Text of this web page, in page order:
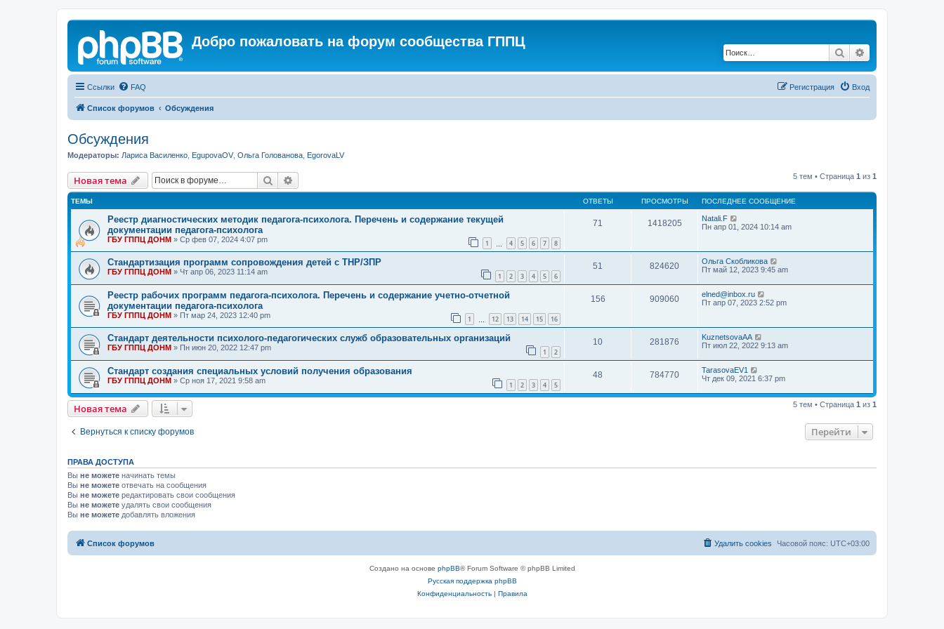
Добро пожаловать на форум сообщества ГППЦ
Поиск
Ссылки FAQ Вход
Регистрация
Список форумов Обсуждения
Обсуждения
Модераторы: Лариса Василенко EgupovaOV, Ольга Голованова EgorovaLV
Новая тема Поиск 5 тем • Страница 1 из 1
ТЕМЫ ОТВЕТЫ ПРОСМОТРЫ ПОСЛЕДНЕЕ СООБЩЕНИЕ
Реестр диагностических методик педагога-психолога. Перечень и содержание текущей
документации педагога-психолога
ГБУ ГППЦ ДОНМ » Ср фев 07, 2024 4:07 pm 1 4 5 6 7 8
71 1418205
Natali.F
Пн апр 01, 2024 10:14 am
Стандартизация программ сопровождения детей с ТНР/ЗПР
ГБУ ГППЦ ДОНМ » Чт апр 06, 2023 11:14 am 1 2 3 4 5 6
51 824620
Ольга Скобликова
Пт май 12, 2023 9:45 am
Реестр рабочих программ педагога-психолога. Перечень и содержание учетно-отчетной
документации педагога-психолога
ГБУ ГППЦ ДОНМ » Пт мар 24, 2023 12:40 pm 1 12 13 14 15 16
156 909060
elned@inbox.ru
Пт апр 07, 2023 2:52 pm
Стандарт деятельности психолого-педагогических служб образовательных организаций
ГБУ ГППЦ ДОНМ » Пн июн 20, 2022 12:47 pm 1 2
10 281876
KuznetsovaAA
Пт июл 22, 2022 9:13 am
Стандарт создания специальных условий получения образования
ГБУ ГППЦ ДОНМ » Ср ноя 17, 2021 9:58 am 1 2 3 4 5
48 784770
TarasovaEV1
Чт дек 09, 2021 6:37 pm
Новая тема 5 тем • Страница 1 из 1
Вернуться к списку форумов Перейти
ПРАВА ДОСТУПА
Вы не можете начинать темы
Вы не можете отвечать на сообщения
Вы не можете редактировать свои сообщения
Вы не можете удалять свои сообщения
Вы не можете добавлять вложения
Список форумов Часовой пояс: UTC+03:00
Удалить cookies
Создано на основе phpBB® Forum Software © phpBB Limited
Русская поддержка phpBB
Конфиденциальность| Правила